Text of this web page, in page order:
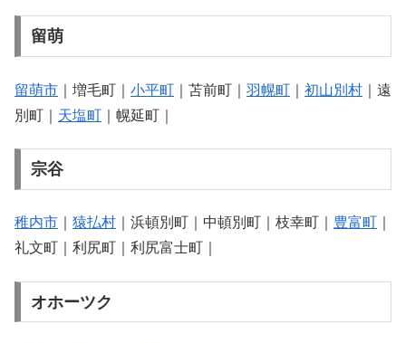
留萌
留萌市 ｜増毛町｜ 小平町 ｜苫前町｜ 羽幌町 初山別村 ｜遠
別町｜ 天塩町 ｜幌延町｜
宗谷
稚内市 猿払村 ｜浜頓別町｜中頓別町｜枝幸町｜ 豊富町
礼文町｜利尻町｜利尻富士町｜
オホーツク